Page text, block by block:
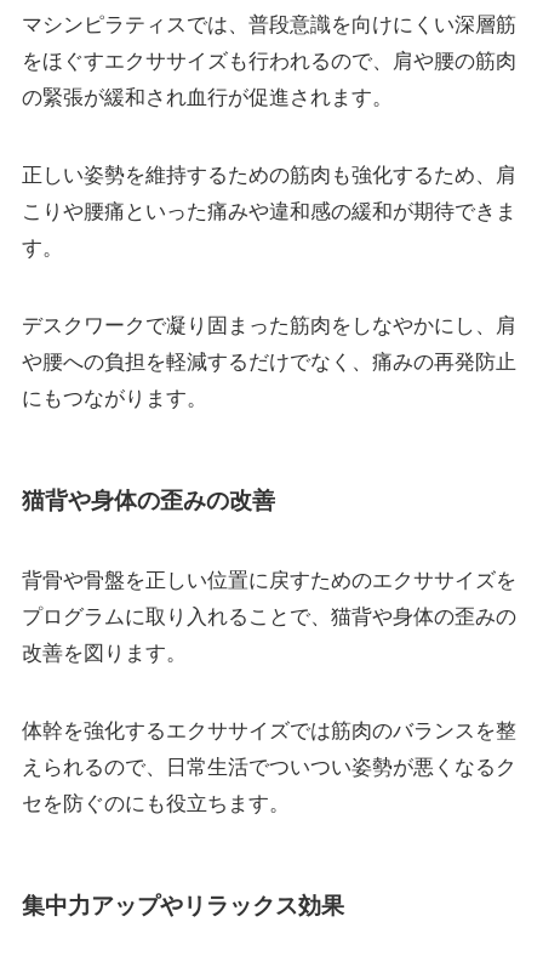
マシンピラティスでは、普段意識を向けにくい深層筋
をほぐすエクササイズも行われるので、肩や腰の筋肉
の緊張が緩和され血行が促進されます。
正しい姿勢を維持するための筋肉も強化するため、肩
こりや腰痛といった痛みや違和感の緩和が期待できま
す。
デスクワークで凝り固まった筋肉をしなやかにし、肩
や腰への負担を軽減するだけでなく、痛みの再発防止
にもつながります。
猫背や身体の歪みの改善
背骨や骨盤を正しい位置に戻すためのエクササイズを
プログラムに取り入れることで、猫背や身体の歪みの
改善を図ります。
体幹を強化するエクササイズでは筋肉のバランスを整
えられるので、日常生活でついつい姿勢が悪くなるク
セを防ぐのにも役立ちます。
集中力アップやリラックス効果